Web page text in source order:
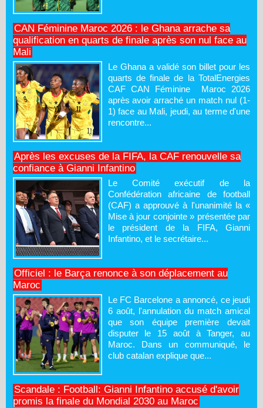
CAN Féminine Maroc 2026 : le Ghana arrache sa
qualification en quarts de finale après son nul face au
Mali
Le Ghana a validé son billet pour les
quarts de finale de la TotalEnergies
CAF CAN Féminine Maroc 2026
après avoir arraché un match nul (1-
1) face au Mali, jeudi, au terme d'une
rencontre...
Après les excuses de la FIFA, la CAF renouvelle sa
confiance à Gianni Infantino
Le Comité exécutif de la
Confédération africaine de football
(CAF) a approuvé à l'unanimité la «
Mise à jour conjointe » présentée par
le président de la FIFA, Gianni
Infantino, et le secrétaire...
Officiel : le Barça renonce à son déplacement au
Maroc
Le FC Barcelone a annoncé, ce jeudi
6 août, l'annulation du match amical
que son équipe première devait
disputer le 15 août à Tanger, au
Maroc. Dans un communiqué, le
club catalan explique que...
Scandale : Football: Gianni Infantino accusé d'avoir
promis la finale du Mondial 2030 au Maroc